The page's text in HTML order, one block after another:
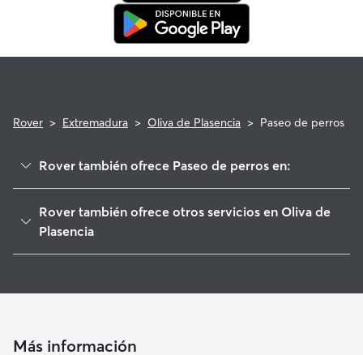
Rover > Extremadura > Oliva de Plasencia > Paseo de perros
Rover también ofrece Paseo de perros en:
Cabezabellosa
El Torno
Valdeobispo
Rover también ofrece otros servicios en Oliva de
Plasencia
Cuidadores a domicilio en Oliva-De-Plasencia
Más información